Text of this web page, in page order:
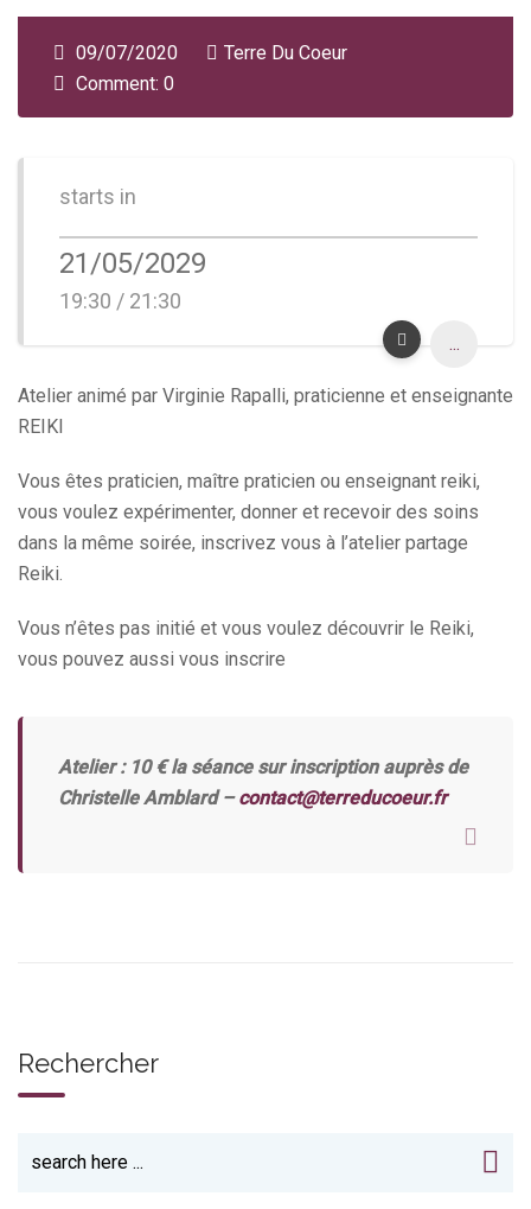
09/07/2020
Terre Du Coeur
Comment: 0
starts in
21/05/2029
19:30 / 21:30
...
Atelier animé par Virginie Rapalli, praticienne et enseignante
REIKI
Vous êtes praticien, maître praticien ou enseignant reiki,
vous voulez expérimenter, donner et recevoir des soins
dans la même soirée, inscrivez vous à l’atelier partage
Reiki.
Vous n’êtes pas initié et vous voulez découvrir le Reiki,
vous pouvez aussi vous inscrire
Atelier : 10 € la séance sur inscription auprès de
Christelle Amblard –contact@terreducoeur.fr
Rechercher